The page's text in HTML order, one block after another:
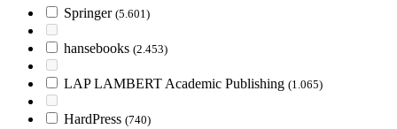
Springer (5.601)
hansebooks (2.453)
LAP LAMBERT Academic Publishing (1.065)
HardPress (740)